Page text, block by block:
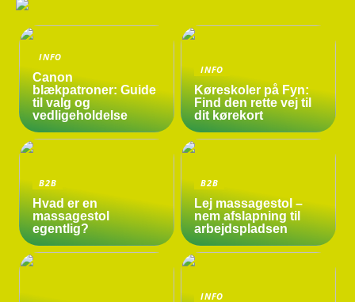
INFO
Canon
blækpatroner: Guide
til valg og
vedligeholdelse
INFO
Køreskoler på Fyn:
Find den rette vej til
dit kørekort
B2B
Hvad er en
massagestol
egentlig?
B2B
Lej massagestol –
nem afslapning til
arbejdspladsen
INFO